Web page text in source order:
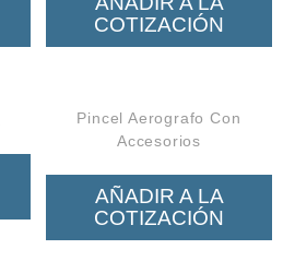
COTIZACIÓN
Pincel Aerografo Con
Accesorios
AÑADIR A LA
COTIZACIÓN